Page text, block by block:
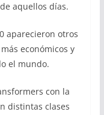
aquellos días.
aparecieron otros
económicos y
el mundo.
con la
distintas clases